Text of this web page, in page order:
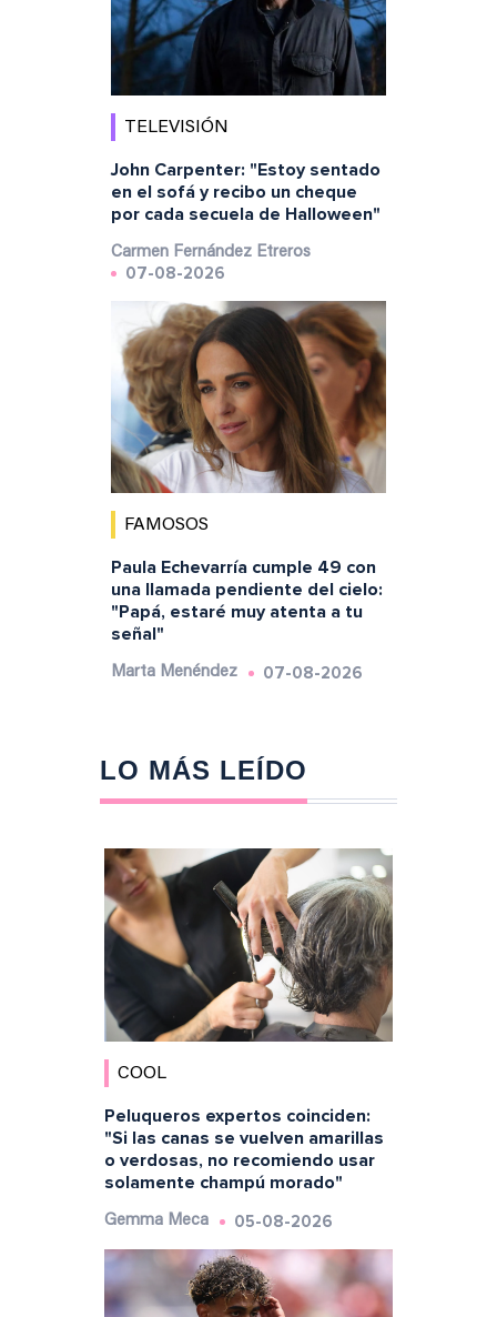
TELEVISIÓN
John Carpenter: "Estoy sentado
en el sofá y recibo un cheque
por cada secuela de Halloween"
Carmen Fernández Etreros
07-08-2026
FAMOSOS
Paula Echevarría cumple 49 con
una llamada pendiente del cielo:
"Papá, estaré muy atenta a tu
señal"
Marta Menéndez 07-08-2026
LO MÁS LEÍDO
COOL
Peluqueros expertos coinciden:
"Si las canas se vuelven amarillas
o verdosas, no recomiendo usar
solamente champú morado"
Gemma Meca 05-08-2026